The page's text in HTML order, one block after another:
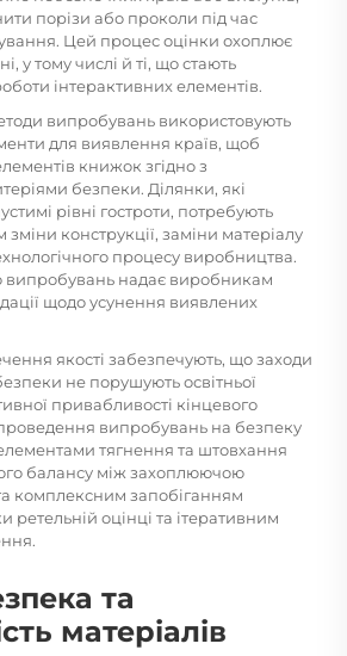
порізи або проколи під час
Цей процес оцінки охоплює
у тому числі й ті, що стають
інтерактивних елементів.
випробувань використовують
для виявлення країв, щоб
книжок згідно з
безпеки. Ділянки, які
рівні гостроти, потребують
конструкції, заміни матеріалу
процесу виробництва.
випробувань надає виробникам
щодо усунення виявлених
якості забезпечують, що заходи
не порушують освітньої
привабливості кінцевого
випробувань на безпеку
тягнення та штовхання
балансу між захоплюючою
комплексним запобіганням
ретельній оцінці та ітеративним
та
матеріалів